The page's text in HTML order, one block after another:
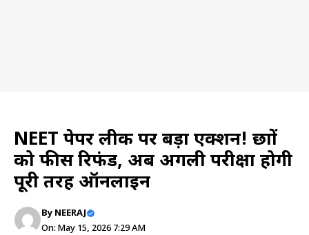
NEET पेपर लीक पर बड़ा एक्शन! छात्रों
को फीस रिफंड, अब अगली परीक्षा होगी
पूरी तरह ऑनलाइन
By NEERAJ
On: May 15, 2026 7:29 AM